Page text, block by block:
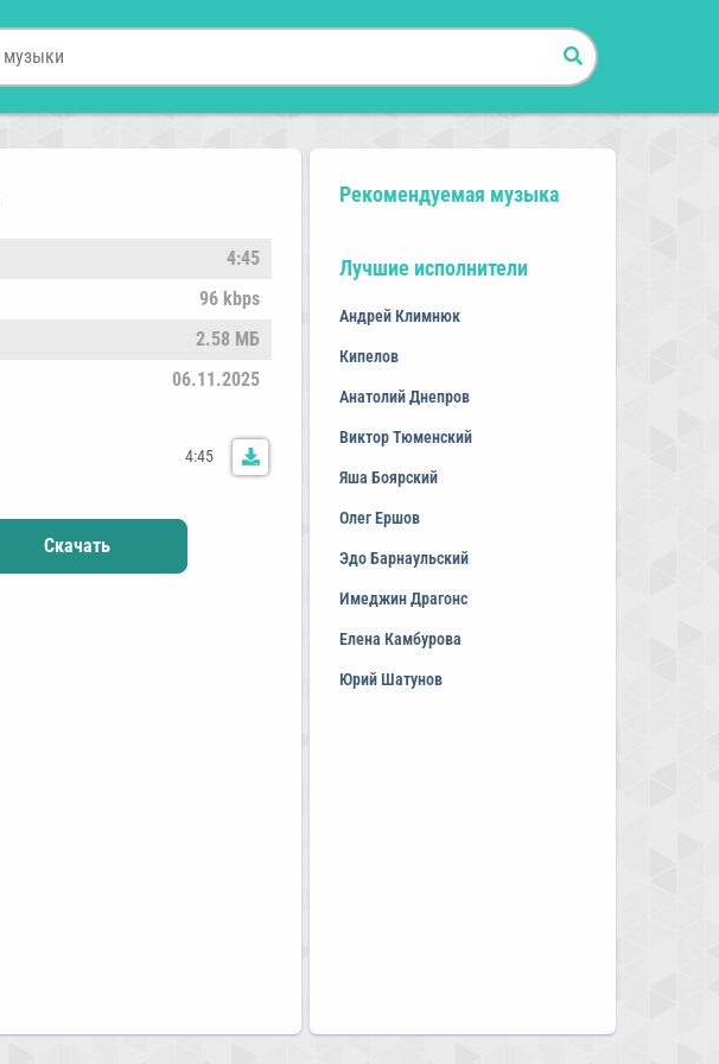
4:45
96 kbps
2.58 МБ
06.11.2025
4:45
Скачать
Рекомендуемая музыка
Лучшие исполнители
Андрей Климнюк
Кипелов
Анатолий Днепров
Виктор Тюменский
Яша Боярский
Олег Ершов
Эдо Барнаульский
Имеджин Драгонс
Елена Камбурова
Юрий Шатунов